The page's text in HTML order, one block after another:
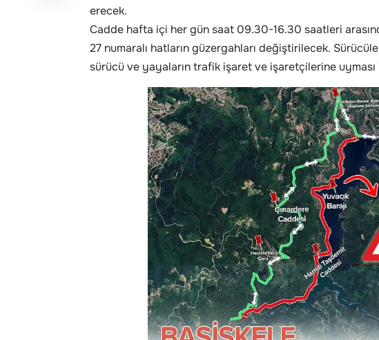
erecek.
Cadde hafta içi her gün saat 09.30-16.30 saatleri
27 numaralı hatların güzergahları değiştirilecek.
sürücü ve yayaların trafik işaret ve işaretçilerine uyması